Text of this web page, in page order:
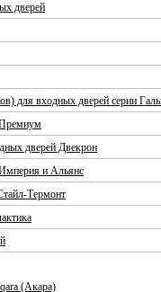
дверей
для входных дверей серии
дверей Двекрон
и Альянс
Термонт
(Акара)